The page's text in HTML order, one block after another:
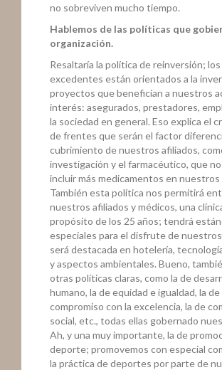
no sobreviven mucho tiempo.
Hablemos de las políticas que
organización.
Resaltaría la política de reinversión; los
excedentes están orientados a la
proyectos que benefician a nuestros
interés: asegurados, prestadores,
la sociedad en general. Eso explica el
de frentes que serán el factor
cubrimiento de nuestros afiliados,
investigación y el farmacéutico, que
incluir más medicamentos en nuestros
También esta política nos permitirá
nuestros afiliados y médicos, una
propósito de los 25 años; tendrá
especiales para el disfrute de
será destacada en hotelería,
y aspectos ambientales. Bueno,
otras políticas claras, como la de
humano, la de equidad e igualdad, la de
compromiso con la excelencia, la de
social, etc., todas ellas gobernado
Ah, y una muy importante, la de
deporte; promovemos con especial
la práctica de deportes por parte de